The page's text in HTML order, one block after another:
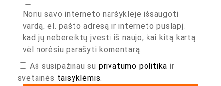
Noriu savo interneto naršyklėje išsaugoti
vardą, el. pašto adresą ir interneto puslapį,
kad jų nebereiktų įvesti iš naujo, kai kitą kartą
vėl norėsiu parašyti komentarą.
Aš susipažinau su privatumo politika ir
svetainės taisyklėmis.